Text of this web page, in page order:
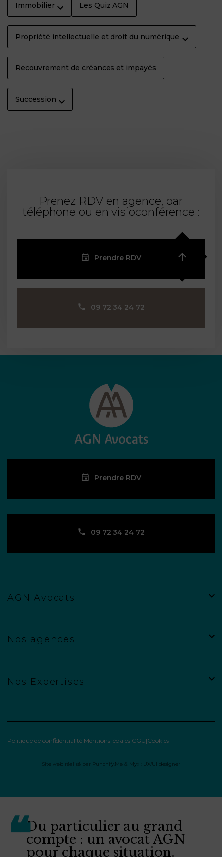
Immobilier Les Quiz AGN
Propriété intellectuelle et droit du numérique
Recouvrement de créances et impayés
Succession
Prenez RDV en agence, par
téléphone ou en visioconférence :
Prendre RDV
09 72 34 24 72
Prendre RDV
09 72 34 24 72
AGN Avocats
Nos agences
Nos Expertises
Politique de confidentialité Mentions légales CGU Cookies
Site web réalisé par Punchify.Me & Myx : UX/UI designer
Du particulier au grand
compte : un avocat AGN
pour chaque situation.